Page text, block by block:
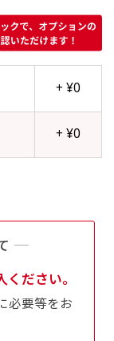
+ ¥0
+ ¥0
ださい。
必要等をお
ったりで
す。台はセ
イズです。
所で大々的
ったりで
す。台はセ
イズです。
所で大々的